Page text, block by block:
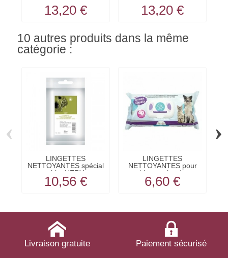
13,20 € 13,20 €
10 autres produits dans la même
catégorie :
LINGETTES
NETTOYANTES spécial
chiot HERY
10,56 €
LINGETTES
NETTOYANTES pour
chien et chat à...
6,60 €
‹ ›
Livraison gratuite Paiement sécurisé